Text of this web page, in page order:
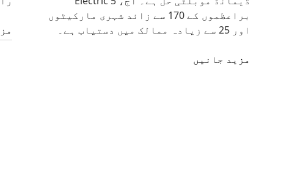
براعظموں کے 170 سے زائد شہری مارکیٹوں
اور 25 سے زیادہ ممالک میں دستیاب ہے۔
مزید جانیں